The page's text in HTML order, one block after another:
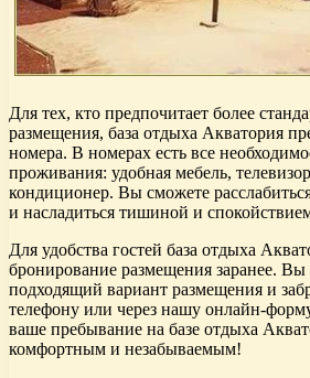
Для тех, кто предпочитает более
размещения, база отдыха Акватория
номера. В номерах есть все
проживания: удобная мебель,
кондиционер. Вы сможете
и насладиться тишиной и
Для удобства гостей база отдыха
бронирование размещения заранее.
подходящий вариант размещения и
телефону или через нашу онлайн-
ваше пребывание на базе отдыха
комфортным и незабываемым!